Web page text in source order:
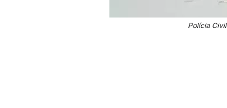
Polícia